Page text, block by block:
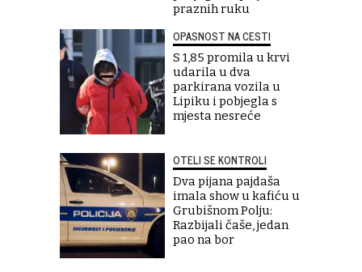
praznih ruku
OPASNOST NA CESTI
S 1,85 promila u krvi
udarila u dva
parkirana vozila u
Lipiku i pobjegla s
mjesta nesreće
OTELI SE KONTROLI
Dva pijana pajdaša
imala show u kafiću u
Grubišnom Polju:
Razbijali čaše, jedan
pao na bor